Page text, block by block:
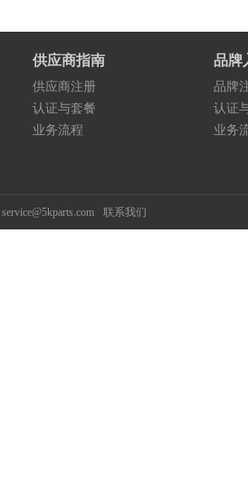
供应商指南
供应商注册
认证与套餐
业务流程
品牌
品牌
认证
业务
联系我们